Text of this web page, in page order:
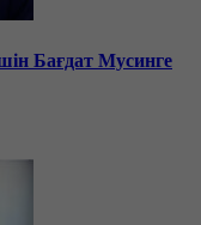
Бағдат Мусинге